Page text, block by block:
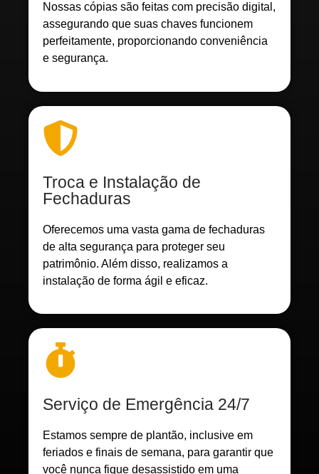
Nossas cópias são feitas com precisão digital,
assegurando que suas chaves funcionem
perfeitamente, proporcionando conveniência
e segurança.
Troca e Instalação de
Fechaduras
Oferecemos uma vasta gama de fechaduras
de alta segurança para proteger seu
patrimônio. Além disso, realizamos a
instalação de forma ágil e eficaz.
Serviço de Emergência 24/7
Estamos sempre de plantão, inclusive em
feriados e finais de semana, para garantir que
você nunca fique desassistido em uma